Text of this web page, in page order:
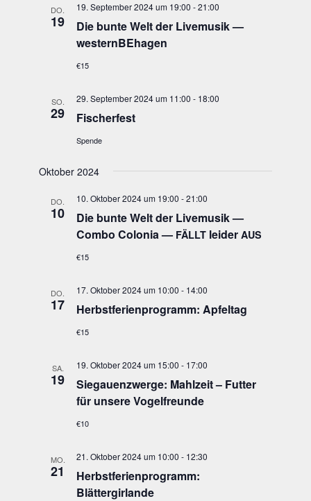
DO.
19
Die bun­te Welt der Live­mu­sik —
westernBEhagen
19. September 2024 um 19:00 -21:00
€15
SO.
29 Fischer­fest
29. September 2024 um 11:00 - 18:00
Spende
Oktober 2024
DO.
10
Die bun­te Welt der Live­mu­sik —
Com­bo Colo­nia — FÄLLT lei­derAUS
10. Oktober 2024 um 19:00 -21:00
€15
DO.
17 Herbst­fe­ri­en­pro­gramm: Apfeltag
17. Oktober 2024 um 10:00 - 14:00
€15
SA.
19
Sie­gau­enzwer­ge: Mahl­zeit – Fut­ter
für unse­re Vogelfreunde
19. Oktober 2024 um 15:00 - 17:00
€10
MO.
21
Herbst­fe­ri­en­pro­gramm:
Blättergirlande
21. Oktober 2024 um 10:00 - 12:30